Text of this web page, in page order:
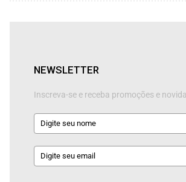
NEWSLETTER
Inscreva-se e receba promoções e